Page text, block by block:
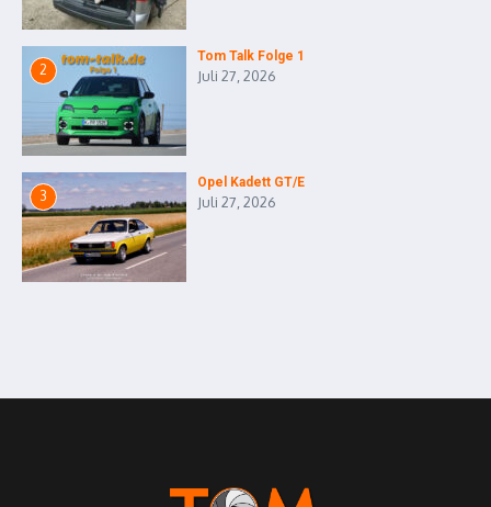
2
Tom Talk Folge 1
Juli 27, 2026
3
Opel Kadett GT/E
Juli 27, 2026